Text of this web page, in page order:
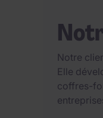
Notre
Elle
coffres-